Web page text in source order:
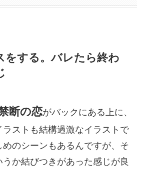
をする。バレたら終わ
断の恋がバックにある上に、
ラストも結構過激なイラストで
のシーンもあるんですが、そ
か結びつきがあった感じが良